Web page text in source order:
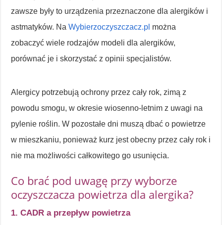
zawsze były to urządzenia przeznaczone dla alergików i
astmatyków. NaWybierzoczyszczacz.pl można
zobaczyć wiele rodzajów modeli dla alergików,
porównać je i skorzystać z opinii specjalistów.
Alergicy potrzebują ochrony przez cały rok, zimą z
powodu smogu, w okresie wiosenno-letnim z uwagi na
pylenie roślin. W pozostałe dni muszą dbać o powietrze
w mieszkaniu, ponieważ kurz jest obecny przez cały rok i
nie ma możliwości całkowitego go usunięcia.
Co brać pod uwagę przy wyborze
oczyszczacza powietrza dla alergika?
1. CADR a przepływ powietrza